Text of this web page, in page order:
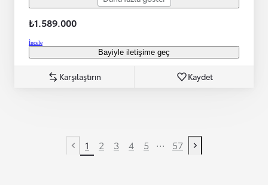
₺1.589.000
İncele
Bayiyle iletişime geç
Karşılaştırın Kaydet
Previous page
1 2 3 4 5 ... 57
Next page